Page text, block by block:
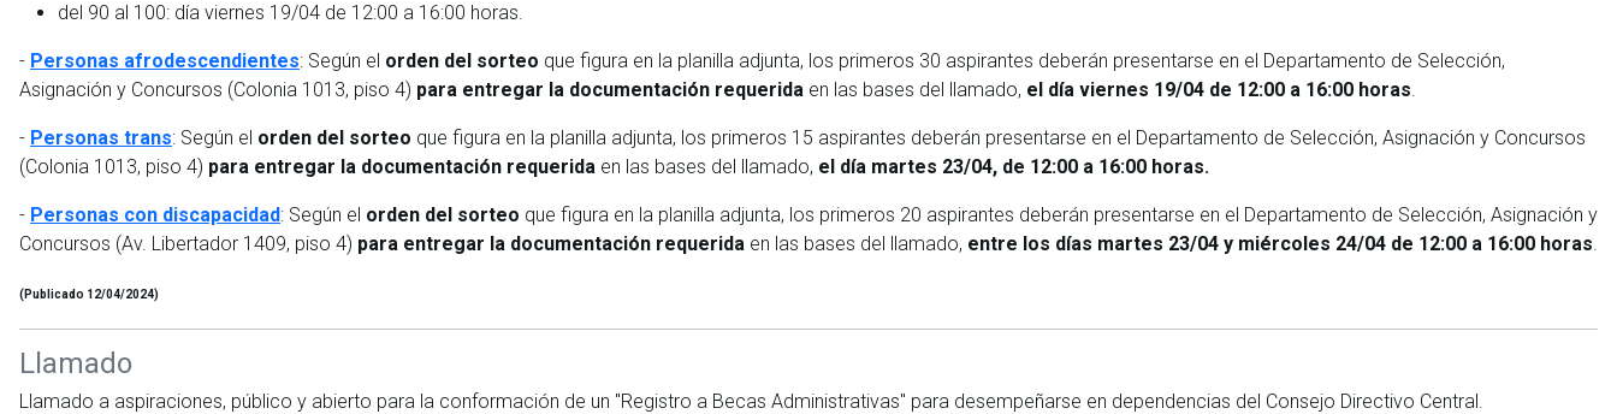
del 90 al 100: día viernes 19/04 de 12:00 a 16:00 horas.
- Personas afrodescendientes: Según el orden del sorteo que figura en la planilla adjunta, los primeros 30 aspirantes deberán presentarse en el Departamento de Selección,
Asignación y Concursos (Colonia 1013, piso 4) para entregar la documentación requerida en las bases del llamado, el día viernes 19/04 de 12:00 a 16:00 horas.
- Personas trans: Según el orden del sorteo que figura en la planilla adjunta, los primeros 15 aspirantes deberán presentarse en el Departamento de Selección, Asignación y Concursos
(Colonia 1013, piso 4) para entregar la documentación requerida en las bases del llamado, el día martes 23/04, de 12:00 a 16:00 horas.
- Personas con discapacidad: Según el orden del sorteo que figura en la planilla adjunta, los primeros 20 aspirantes deberán presentarse en el Departamento de Selección, Asignación y
Concursos (Av. Libertador 1409, piso 4) para entregar la documentación requerida en las bases del llamado, entre los días martes 23/04 y miércoles 24/04 de 12:00 a 16:00 horas.
(Publicado 12/04/2024)
Llamado
Llamado a aspiraciones, público y abierto para la conformación de un "Registro a Becas Administrativas" para desempeñarse en dependencias del Consejo Directivo Central.